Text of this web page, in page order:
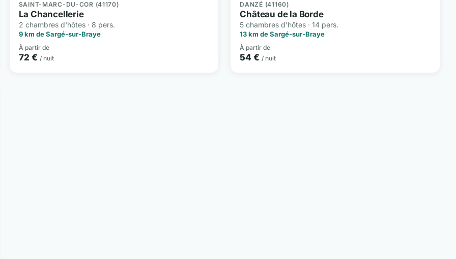
SAINT-MARC-DU-COR (41170)
La Chancellerie
2 chambres d'hôtes · 8 pers.
9 km de Sargé-sur-Braye
À partir de
72 € / nuit
DANZÉ (41160)
Château de la Borde
5 chambres d'hôtes · 14 pers.
13 km de Sargé-sur-Braye
À partir de
54 €/ nuit